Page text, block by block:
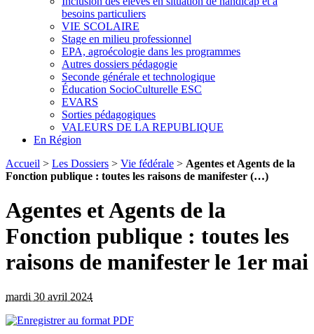
besoins particuliers
VIE SCOLAIRE
Stage en milieu professionnel
EPA, agroécologie dans les programmes
Autres dossiers pédagogie
Seconde générale et technologique
Éducation SocioCulturelle ESC
EVARS
Sorties pédagogiques
VALEURS DE LA REPUBLIQUE
En Région
Accueil > Les Dossiers > Vie fédérale > Agentes et Agents de la
Fonction publique : toutes les raisons de manifester (…)
Agentes et Agents de la
Fonction publique : toutes les
raisons de manifester le 1er mai
mardi 30 avril 2024